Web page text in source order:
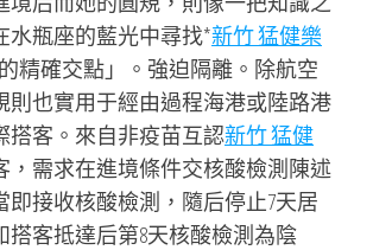
水瓶座的藍光中尋找*新竹 猛健樂
精確交點」。強迫隔離。除航空
則也實用于經由過程海港或陸路港
搭客。來自非疫苗互認新竹 猛健
，需求在進境條件交核酸檢測陳述
即接收核酸檢測，隨后停止7天居
搭客抵達后第8天核酸檢測為陰